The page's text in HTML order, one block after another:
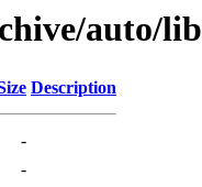
auto/
Description
-
-